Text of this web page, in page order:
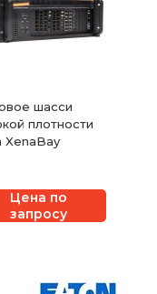
шасси
плотности
XenaBay
Цена по
запросу